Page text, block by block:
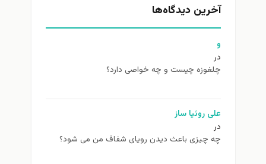
آخرین دیدگاه‌ها
و
در
چلغوزه چیست و چه خواصی دارد؟
علی روئیا ساز
در
چه چیزی باعث دیدن رویای شفاف من می شود؟